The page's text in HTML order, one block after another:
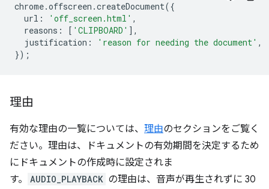
chrome.offscreen .createDocument({
url : 'off_screen.html' ,
reasons : [ 'CLIPBOARD' ],
justification : 'reason for needing the document' ,
});
理由
有効な理由の一覧については、 理由のセクションをご覧く
ださい。理由は、ドキュメントの有効期間を決定するため
にドキュメントの作成時に設定されま
す。
AUDIO_PLAYBACK の理由は、音声が再生されずに 30